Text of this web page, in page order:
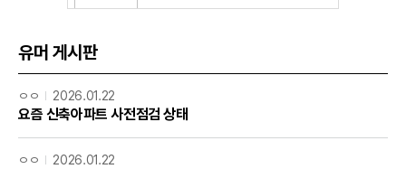
유머 게시판
ㅇㅇ 2026.01.22
요즘 신축아파트 사전점검 상태
ㅇㅇ 2026.01.22